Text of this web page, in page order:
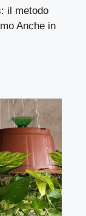
il metodo
Anche in